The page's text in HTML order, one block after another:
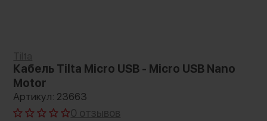
Кабель Tilta Micro USB - Micro USB Nano
Motor
Артикул: 23663
0 отзывов